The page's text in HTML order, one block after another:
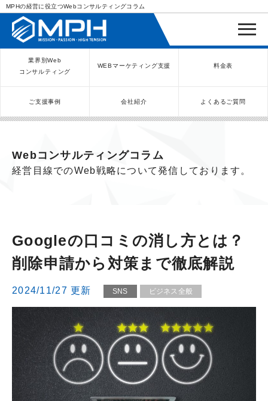
MPHの経営に役立つWebコンサルティングコラム
業界別Web
コンサルティング
WEBマーケティング支援 料金表
ご支援事例 会社紹介 よくあるご質問
Webコンサルティングコラム
経営目線でのWeb戦略について発信しております。
Googleの口コミの消し方とは？
削除申請から対策まで徹底解説
2024/11/27 更新 SNS ビジネス全般